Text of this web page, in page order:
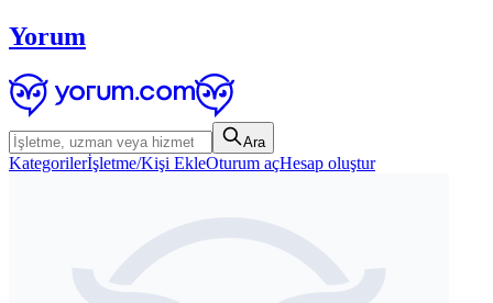
Yorum
Ara
Kategorilerİşletme/Kişi EkleOturum açHesap oluştur